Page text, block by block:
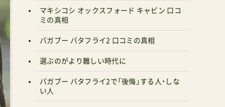
マキシコシ オックスフォード キャビン 口コ
ミの真相
バガブー バタフライ2 口コミの真相
選ぶのがより難しい時代に
バガブー バタフライ2で「後悔」する人・しな
い人